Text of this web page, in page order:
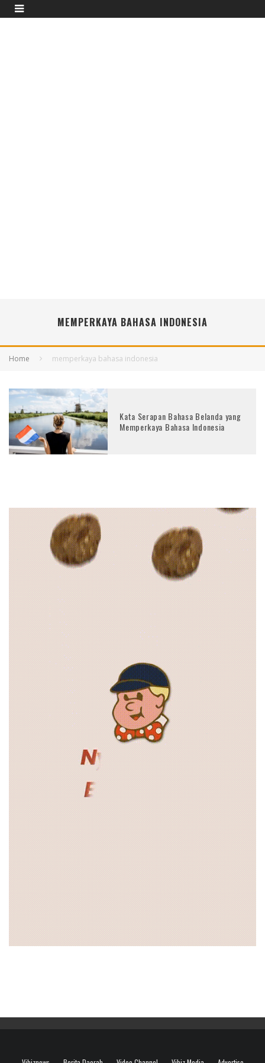
MEMPERKAYA BAHASA INDONESIA
Home memperkaya bahasa indonesia
Kata Serapan Bahasa Belanda yang
Memperkaya Bahasa Indonesia